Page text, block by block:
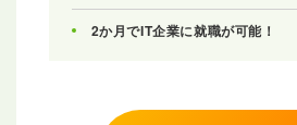
2か月でIT企業に就職が可能！